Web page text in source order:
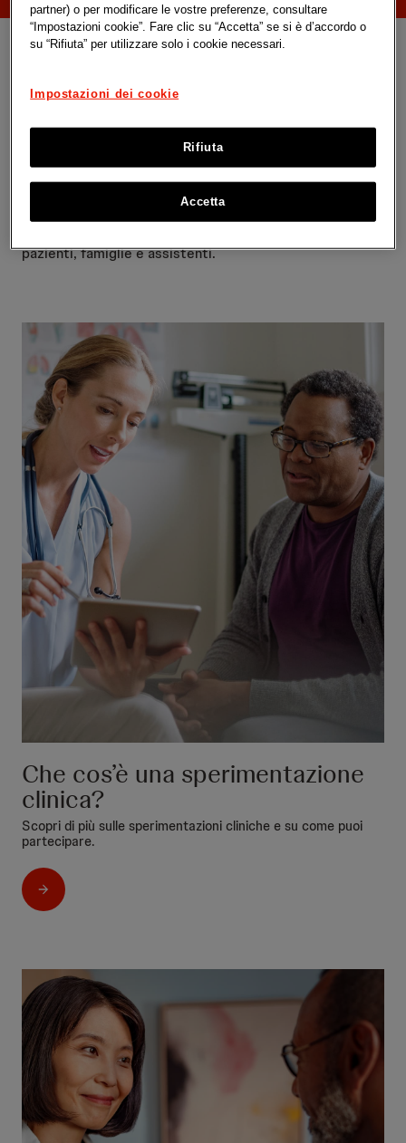
Esplora le
sperimentazioni
cliniche
Scopri come funzionano le sperimentazioni cliniche e
pazienti, famiglie e assistenti.
Che cos’è una sperimentazione
clinica?
Scopri di più sulle sperimentazioni cliniche e su come puoi
partecipare.
partner) o per modificare le vostre preferenze, consultare
“Impostazioni cookie”. Fare clic su “Accetta” se si è d’accordo o
su “Rifiuta” per utilizzare solo i cookie necessari.
Impostazioni dei cookie
Rifiuta
Accetta